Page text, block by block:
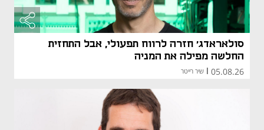
סולאראדג' חזרה לרווח תפעולי, אבל התחזית
החלשה מפילה את המניה
05.08.26 שיר רייטר